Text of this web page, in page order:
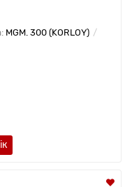
MGM. 300 (KORLOY)